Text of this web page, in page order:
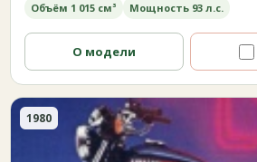
Объём 1 015 см³ Мощность 93 л.с.
О модели
1980